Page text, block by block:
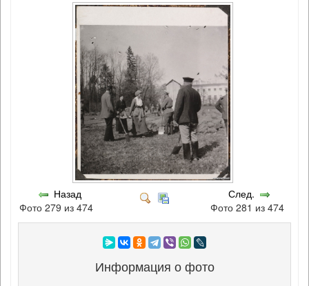
Назад
Фото 279 из 474
След.
Фото 281 из 474
Информация о фото